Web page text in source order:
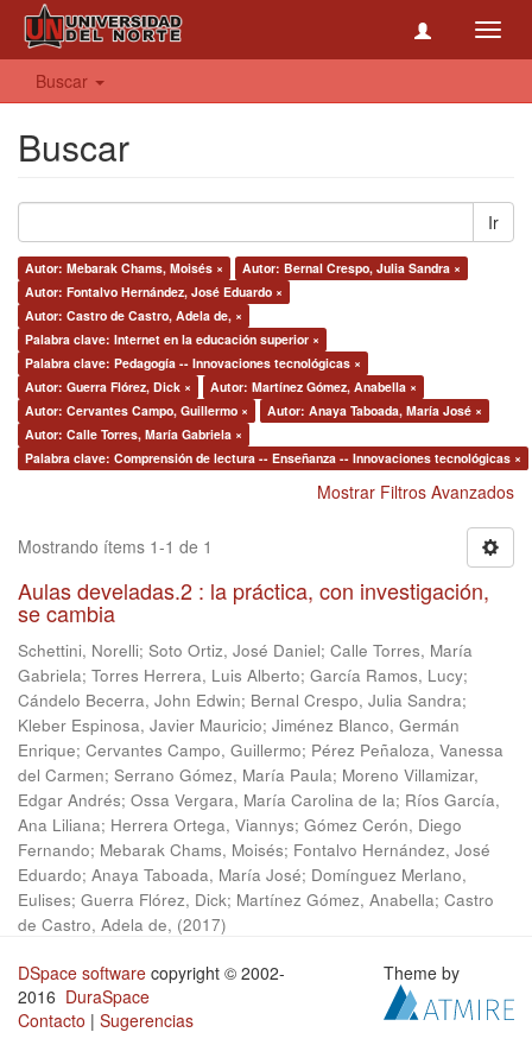
Buscar
Buscar
Ir
Autor: Mebarak Chams, Moisés ×
Autor: Bernal Crespo, Julia Sandra ×
Autor: Fontalvo Hernández, José Eduardo ×
Autor: Castro de Castro, Adela de, ×
Palabra clave: Internet en la educación superior ×
Palabra clave: Pedagogía -- Innovaciones tecnológicas ×
Autor: Guerra Flórez, Dick ×
Autor: Martínez Gómez, Anabella ×
Autor: Cervantes Campo, Guillermo ×
Autor: Anaya Taboada, María José ×
Autor: Calle Torres, María Gabriela ×
Palabra clave: Comprensión de lectura -- Enseñanza -- Innovaciones tecnológicas ×
Mostrar Filtros Avanzados
Mostrando ítems 1-1 de 1
Aulas develadas.2 : la práctica, con investigación,
se cambia
Schettini, Norelli; Soto Ortiz, José Daniel; Calle Torres, María
Gabriela; Torres Herrera, Luis Alberto; García Ramos, Lucy;
Cándelo Becerra, John Edwin; Bernal Crespo, Julia Sandra;
Kleber Espinosa, Javier Mauricio; Jiménez Blanco, Germán
Enrique; Cervantes Campo, Guillermo; Pérez Peñaloza, Vanessa
del Carmen; Serrano Gómez, María Paula; Moreno Villamizar,
Edgar Andrés; Ossa Vergara, María Carolina de la; Ríos García,
Ana Liliana; Herrera Ortega, Viannys; Gómez Cerón, Diego
Fernando; Mebarak Chams, Moisés; Fontalvo Hernández, José
Eduardo; Anaya Taboada, María José; Domínguez Merlano,
Eulises; Guerra Flórez, Dick; Martínez Gómez, Anabella; Castro
de Castro, Adela de, (2017)
DSpace software copyright © 2002-
2016 DuraSpace
Contacto | Sugerencias
Theme by